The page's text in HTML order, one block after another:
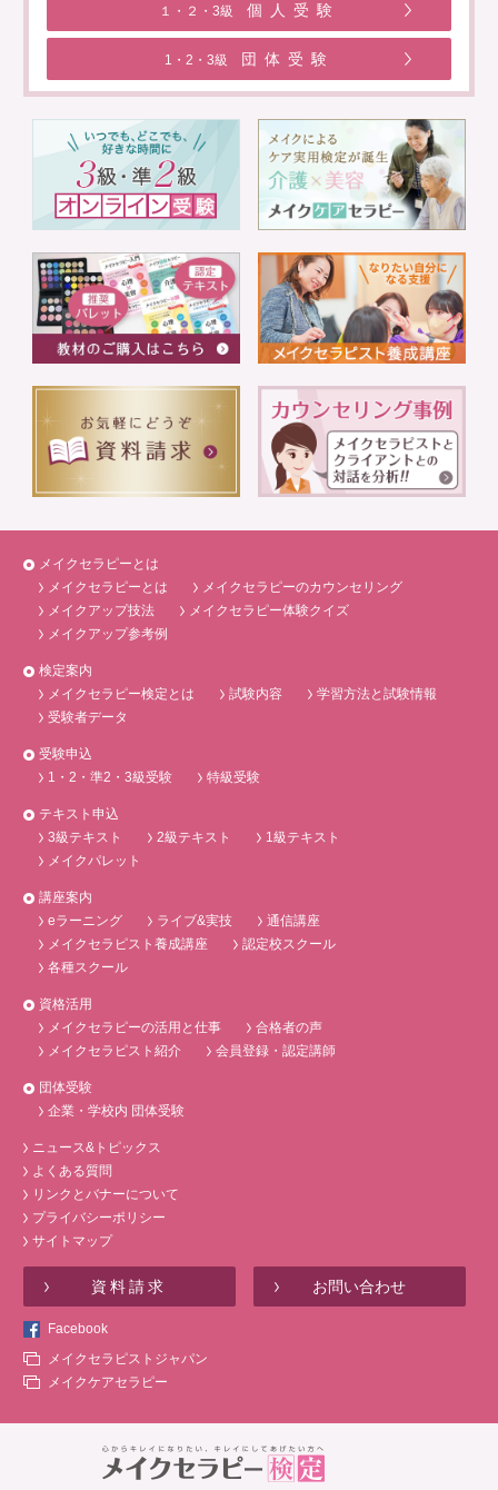
１・２・3級 個人受験
1・2・3級 団体受験
メイクセラピーとは
メイクセラピーとは
メイクセラピーのカウンセリング
メイクアップ技法
メイクセラピー体験クイズ
メイクアップ参考例
検定案内
メイクセラピー検定とは
試験内容
学習方法と試験情報
受験者データ
受験申込
1・2・準2・3級受験
特級受験
テキスト申込
3級テキスト
2級テキスト
1級テキスト
メイクパレット
講座案内
eラーニング
ライブ&実技
通信講座
メイクセラピスト養成講座
認定校スクール
各種スクール
資格活用
メイクセラピーの活用と仕事
合格者の声
メイクセラピスト紹介
会員登録・認定講師
団体受験
企業・学校内 団体受験
ニュース&トピックス
よくある質問
リンクとバナーについて
プライバシーポリシー
サイトマップ
資料請求 お問い合わせ
Facebook
メイクセラピストジャパン
メイクケアセラピー